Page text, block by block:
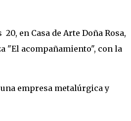
en Casa de Arte Doña Rosa,
"El acompañamiento", con la
empresa metalúrgica y